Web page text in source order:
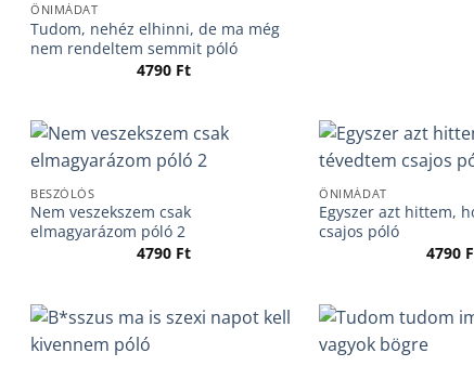
ÖNIMÁDAT
Tudom, nehéz elhinni, de ma még
nem rendeltem semmit póló
4790 Ft
BESZÓLÓS
Nem veszekszem csak
elmagyarázom póló 2
4790 Ft
ÖNIMÁDAT
Egyszer azt hittem,
csajos póló
4790